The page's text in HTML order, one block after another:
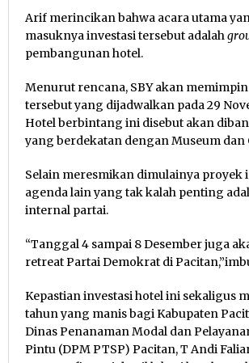
Arif merincikan bahwa acara utama
masuknya investasi tersebut adalah
pembangunan hotel.
Menurut rencana, SBY akan
tersebut yang dijadwalkan pada 29
Hotel berbintang ini disebut akan
yang berdekatan dengan Museum dan
Selain meresmikan dimulainya proyek
agenda lain yang tak kalah penting
internal partai.
“Tanggal 4 sampai 8 Desember juga
retreat Partai Demokrat di
Kepastian investasi hotel ini sekaligus
tahun yang manis bagi Kabupaten
Dinas Penanaman Modal dan
Pintu (DPM PTSP) Pacitan, T Andi